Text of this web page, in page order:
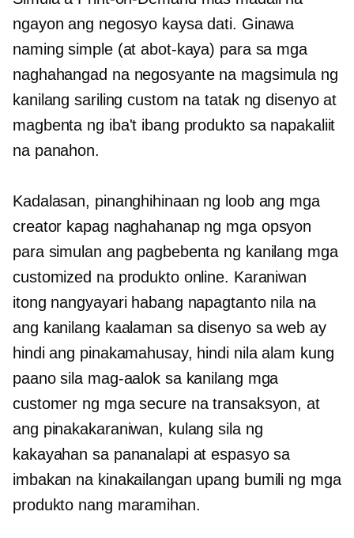
ngayon ang negosyo kaysa dati. Ginawa
naming simple (at abot-kaya) para sa mga
naghahangad na negosyante na magsimula ng
kanilang sariling custom na tatak ng disenyo at
magbenta ng iba't ibang produkto sa napakaliit
na panahon.
Kadalasan, pinanghihinaan ng loob ang mga
creator kapag naghahanap ng mga opsyon
para simulan ang pagbebenta ng kanilang mga
customized na produkto online. Karaniwan
itong nangyayari habang napagtanto nila na
ang kanilang kaalaman sa disenyo sa web ay
hindi ang pinakamahusay, hindi nila alam kung
paano sila mag-aalok sa kanilang mga
customer ng mga secure na transaksyon, at
ang pinakakaraniwan, kulang sila ng
kakayahan sa pananalapi at espasyo sa
imbakan na kinakailangan upang bumili ng mga
produkto nang maramihan.